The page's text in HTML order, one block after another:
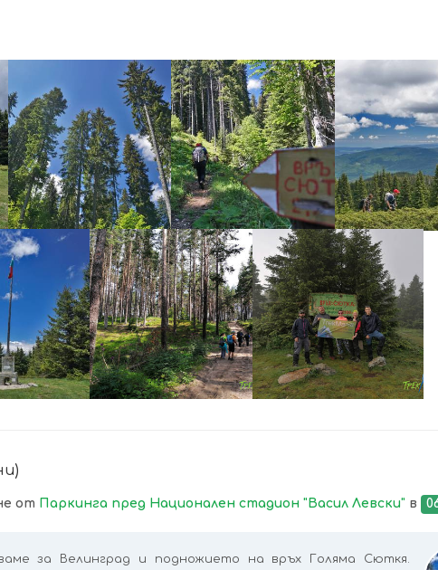
УВЕЛИЧИ УВЕЛИЧИ
УВЕЛИЧИ УВЕЛИЧИ
от Паркинга пред Национален стадион "Васил Левски" в
за Велинград и подножието на връх Голяма Сюткя.